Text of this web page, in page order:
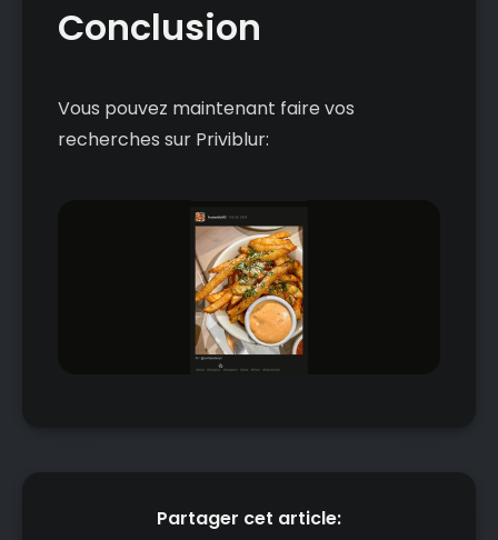
Conclusion
Vous pouvez maintenant faire vos
recherches sur Priviblur:
Partager cet article: